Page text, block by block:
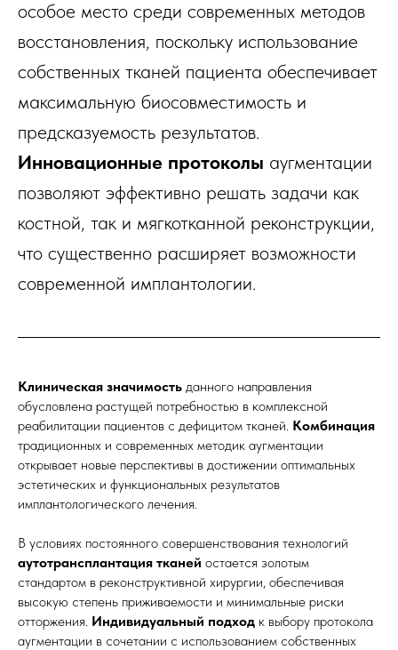
особое место среди современных методов
восстановления, поскольку использование
собственных тканей пациента обеспечивает
максимальную биосовместимость и
предсказуемость результатов.
Инновационные протоколы аугментации
позволяют эффективно решать задачи как
костной, так и мягкотканной реконструкции,
что существенно расширяет возможности
современной имплантологии.
Клиническая значимость данного направления
обусловлена растущей потребностью в комплексной
реабилитации пациентов с дефицитом тканей. Комбинация
традиционных и современных методик аугментации
открывает новые перспективы в достижении оптимальных
эстетических и функциональных результатов
имплантологического лечения.
В условиях постоянного совершенствования технологий
аутотрансплантация тканей остается золотым
стандартом в реконструктивной хирургии, обеспечивая
высокую степень приживаемости и минимальные риски
отторжения. Индивидуальный подход к выбору протокола
аугментации в сочетании с использованием собственных